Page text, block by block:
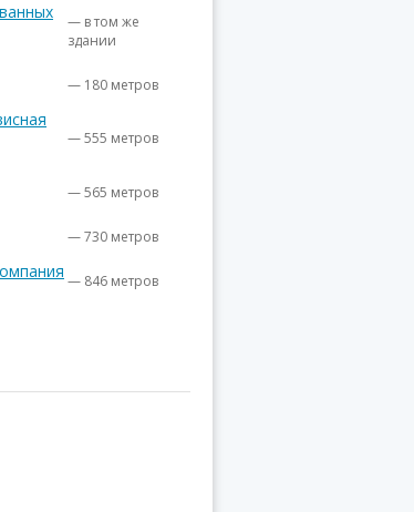
— в том же
здании
— 180 метров
— 555 метров
— 565 метров
— 730 метров
— 846 метров